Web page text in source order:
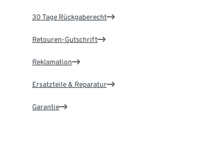
30 Tage Rückgaberecht
Retouren-Gutschrift
Reklamation
Ersatzteile & Reparatur
Garantie